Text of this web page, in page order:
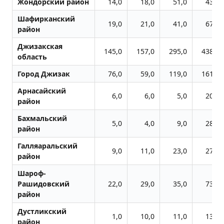
Шафирканский
район
19,0 21,0 41,0 67,0
Джизакская
область
145,0 157,0 295,0 438,0
Город Джизак 76,0 59,0 119,0
161,0
Арнасайский
район
6,0 6,0 5,0 20,0
Бахмальский
район
5,0 4,0 9,0 28,0
Галляаральский
район
9,0 11,0 23,0 27,0
Шароф-
Рашидовский
район
22,0 29,0 35,0 73,0
Дустликский
район
1,0 10,0 11,0 13,0